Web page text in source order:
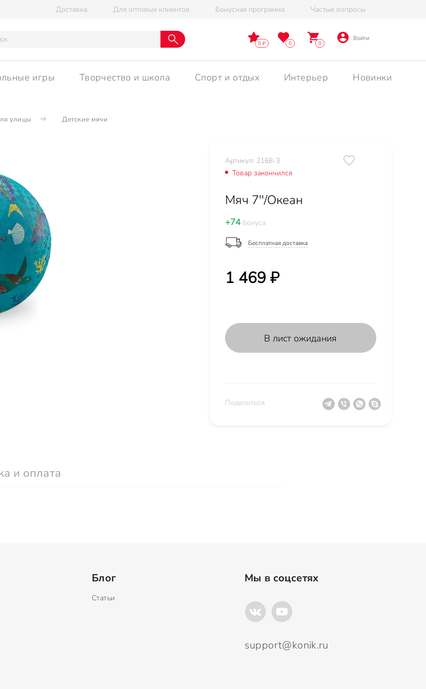
Доставка Для оптовых клиентов Бонусная программа Частые вопросы
0 0 0
Войти
игры Творчество и школа Спорт и отдых Интерьер Новинки
улицы Детские мячи
Артикул: 2168-3
Товар закончился
Мяч 7''/Океан
+74бонуса
Бесплатная доставка
1 469 ₽
В лист ожидания
Поделиться
и оплата
Блог
Статьи
Мы в соцсетях
support@konik.ru